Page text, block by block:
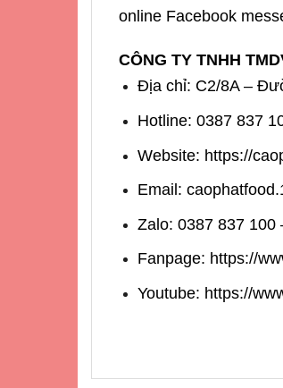
online Facebook
CÔNG TY TNHH
Địa chỉ: C2/8A –
Hotline: 0387 837
Website: https://
Email:
Zalo: 0387 837 100
Fanpage: https://
Youtube: https://